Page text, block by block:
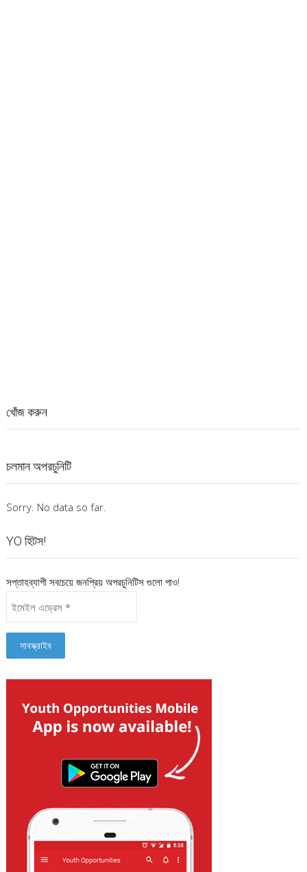
খোঁজ করুন
চলমান অপরচুনিটি
Sorry. No data so far.
YO হিটস!
সপ্তাহব্যাপী সবচেয়ে জনপ্রিয় অপরচুনিটিস গুলো পাও!